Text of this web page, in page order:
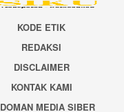
KODE ETIK
REDAKSI
DISCLAIMER
KONTAK KAMI
MEDIA SIBER